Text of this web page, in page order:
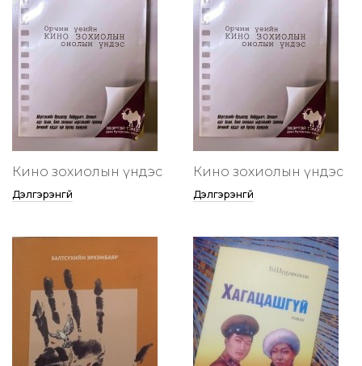
Кино зохиолын үндэс
Дэлгэрэнгүй
Кино зохиолын үндэс
Дэлгэрэнгүй